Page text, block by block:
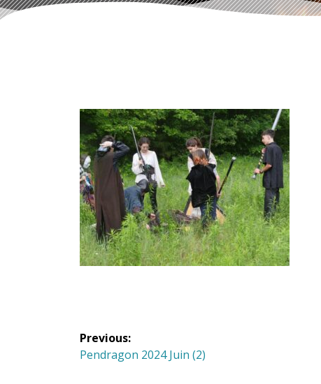
Navigation
de
Previous:
Previous
Pendragon 2024 Juin (2)